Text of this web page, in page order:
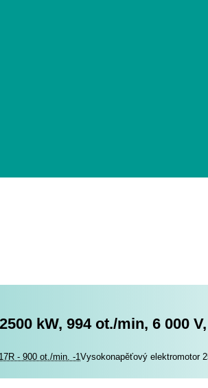
kW, 994 ot./min, 6 000 V,
- 900 ot./min. -1Vysokonapěťový elektromotor